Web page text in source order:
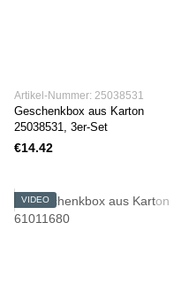
Artikel-Nummer: 25038531
Geschenkbox aus Karton
25038531, 3er-Set
€14.42
VIDEO